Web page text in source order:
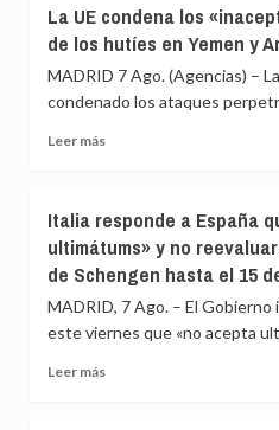
de
Roma
continúa
su
apertura
mientras
la
día
La UE condena los
de los hutíes en Yemen y
MADRID 7 Ago. (Agencias) –
condenado los ataques
Leer másLeer
UE
condena
los
ataques
de
Italia responde a España
ultimátums» y no
de Schengen hasta el 15
MADRID, 7 Ago. – El Gobierno
este viernes que «no acepta
Leer másLeer